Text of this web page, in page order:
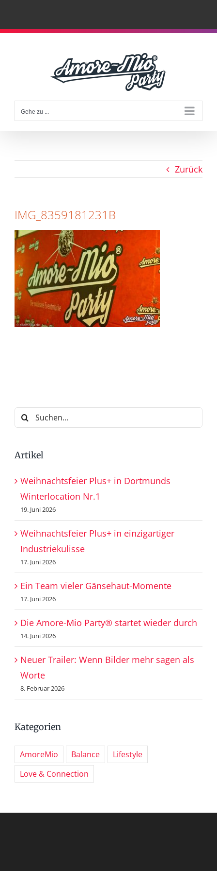
Zum
Gehe zu ...
Zurück
IMG_8359181231B
Suche
nach:
Artikel
Weihnachtsfeier Plus+ in Dortmunds
Winterlocation Nr.1
19. Juni 2026
Weihnachtsfeier Plus+ in einzigartiger
Industriekulisse
17. Juni 2026
Ein Team vieler Gänsehaut-Momente
17. Juni 2026
Die Amore-Mio Party® startet wieder durch
14. Juni 2026
Neuer Trailer: Wenn Bilder mehr sagen als
Worte
8. Februar 2026
Kategorien
AmoreMio Balance
Lifestyle
Love & Connection